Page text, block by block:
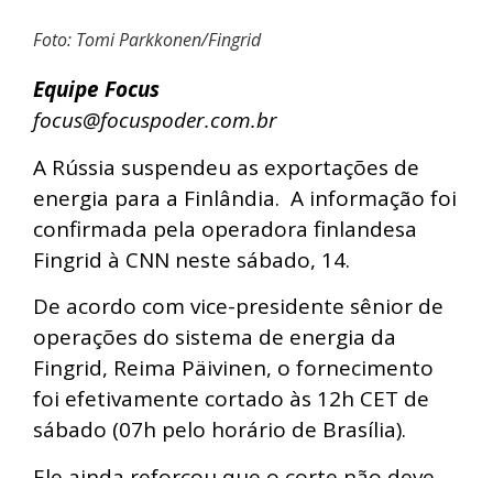
Foto: Tomi Parkkonen/Fingrid
Equipe Focus
focus@focuspoder.com.br
A Rússia suspendeu as exportações de
energia para a Finlândia. A informação foi
confirmada pela operadora finlandesa
Fingrid à CNN neste sábado, 14.
De acordo com vice-presidente sênior de
operações do sistema de energia da
Fingrid, Reima Päivinen, o fornecimento
foi efetivamente cortado às 12h CET de
sábado (07h pelo horário de Brasília).